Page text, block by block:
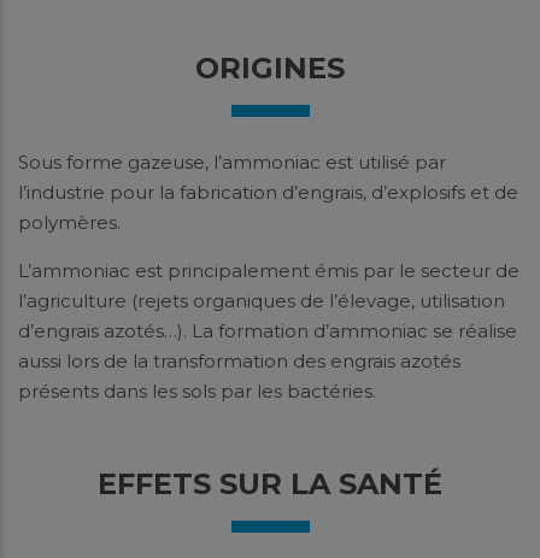
ORIGINES
Sous forme gazeuse, l’ammoniac est utilisé par
l’industrie pour la fabrication d’engrais, d’explosifs et de
polymères.
L’ammoniac est principalement émis par le secteur de
l’agriculture (rejets organiques de l’élevage, utilisation
d’engrais azotés…). La formation d’ammoniac se réalise
aussi lors de la transformation des engrais azotés
présents dans les sols par les bactéries.
EFFETS SUR LA SANTÉ